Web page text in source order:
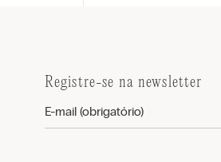
Registre-se na newsletter